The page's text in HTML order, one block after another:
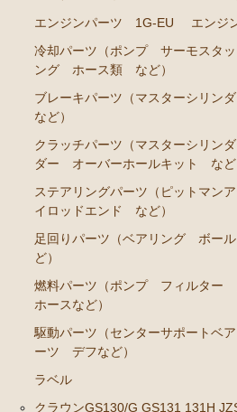
ステアリングパーツ（ピット
アーム タイロッドエンド な
足回りパーツ（ベアリング
シュ類 など）
ーゲージ ホースなど）
シャフトブーツ デフなど）
ラベル
クラウンGS130/G GS131 131H
137
エンジンパーツ 7M-GE
エンジンパーツ 2JZ-GE
エンジンパーツ 1G-EU
エンジ
冷却パーツ（ポンプ サーモスタ
ング ホース類 など）
ブレーキパーツ（マスターシリ
など）
クラッチパーツ（マスターシリン
ダー オーバーホールキット など
ステアリングパーツ（ピットマン
イロッドエンド など）
足回りパーツ（ベアリング ボー
ど）
燃料パーツ（ポンプ フィルタ
ホースなど）
駆動パーツ（センターサポートベ
ーツ デフなど）
ラベル
クラウンGS130/G GS131 131H